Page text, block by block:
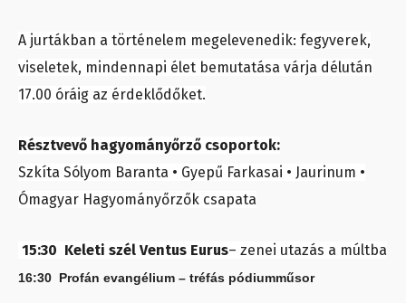
A jurtákban a történelem megelevenedik: fegyverek,
viseletek, mindennapi élet bemutatása várja délután
17.00 óráig az érdeklődőket.
Résztvevő hagyományőrző csoportok:
Szkíta Sólyom Baranta • Gyepű Farkasai • Jaurinum •
Ómagyar Hagyományőrzők csapata
15:30 Keleti szél Ventus Eurus– zenei utazás a múltba
16:30 Profán evangélium – tréfás pódiumműsor